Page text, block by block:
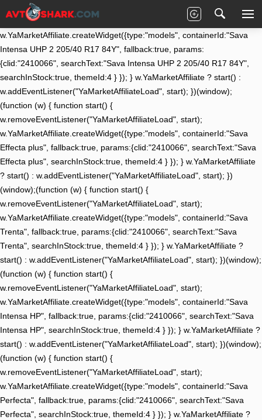
(function (w) { function start() {
w.removeEventListener("YaMarketAffiliateLoad", start);
w.YaMarketAffiliate.createWidget({type:"models", containerId:"Sava
Intensa UHP 2 205/40 R17 84Y", fallback:true, params:
{clid:"2410066", searchText:"Sava Intensa UHP 2 205/40 R17 84Y",
searchInStock:true, themeId:4 } }); } w.YaMarketAffiliate ? start() :
w.addEventListener("YaMarketAffiliateLoad", start); })(window);
(function (w) { function start() {
w.removeEventListener("YaMarketAffiliateLoad", start);
w.YaMarketAffiliate.createWidget({type:"models", containerId:"Sava
Effecta plus", fallback:true, params:{clid:"2410066", searchText:"Sava
Effecta plus", searchInStock:true, themeId:4 } }); } w.YaMarketAffiliate
? start() : w.addEventListener("YaMarketAffiliateLoad", start); })
(window);(function (w) { function start() {
w.removeEventListener("YaMarketAffiliateLoad", start);
w.YaMarketAffiliate.createWidget({type:"models", containerId:"Sava
Trenta", fallback:true, params:{clid:"2410066", searchText:"Sava
Trenta", searchInStock:true, themeId:4 } }); } w.YaMarketAffiliate ?
start() : w.addEventListener("YaMarketAffiliateLoad", start); })(window);
(function (w) { function start() {
w.removeEventListener("YaMarketAffiliateLoad", start);
w.YaMarketAffiliate.createWidget({type:"models", containerId:"Sava
Intensa HP", fallback:true, params:{clid:"2410066", searchText:"Sava
Intensa HP", searchInStock:true, themeId:4 } }); } w.YaMarketAffiliate ?
start() : w.addEventListener("YaMarketAffiliateLoad", start); })(window);
(function (w) { function start() {
w.removeEventListener("YaMarketAffiliateLoad", start);
w.YaMarketAffiliate.createWidget({type:"models", containerId:"Sava
Perfecta", fallback:true, params:{clid:"2410066", searchText:"Sava
Perfecta", searchInStock:true, themeId:4 } }); } w.YaMarketAffiliate ?